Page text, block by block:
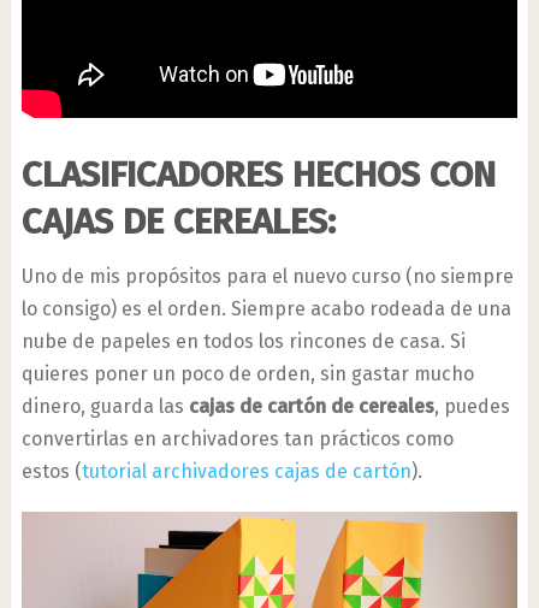
CLASIFICADORES HECHOS CON
CAJAS DE CEREALES:
Uno de mis propósitos para el nuevo curso (no siempre
lo consigo) es el orden. Siempre acabo rodeada de una
nube de papeles en todos los rincones de casa. Si
quieres poner un poco de orden, sin gastar mucho
dinero, guarda las cajas de cartón de cereales, puedes
convertirlas en archivadores tan prácticos como
estos (tutorial archivadores cajas de cartón).